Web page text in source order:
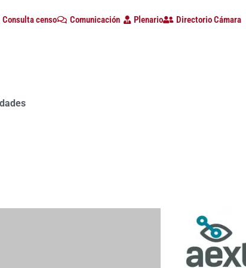
Consulta censo Comunicación Plenario Directorio Cámara
alta participación de empresas en la primera edición